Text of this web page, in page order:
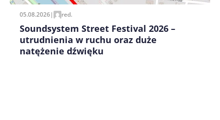
05.08.2026| red.
Soundsystem Street Festival 2026 –
utrudnienia w ruchu oraz duże
natężenie dźwięku